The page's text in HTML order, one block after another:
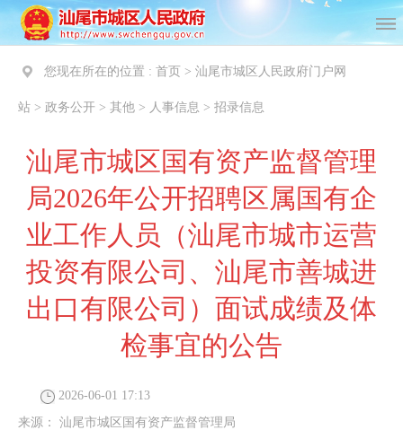
您现在所在的位置 : 首页 > 汕尾市城区人民政府门户网
站 > 政务公开 > 其他 > 人事信息 > 招录信息
汕尾市城区国有资产监督管理
局2026年公开招聘区属国有企
业工作人员（汕尾市城市运营
投资有限公司、汕尾市善城进
出口有限公司）面试成绩及体
检事宜的公告
2026-06-01 17:13
来源： 汕尾市城区国有资产监督管理局